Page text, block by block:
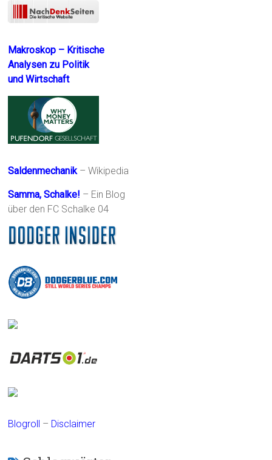
Makroskop – Kritische
Analysen zu Politik
und Wirtschaft
Saldenmechanik– Wikipedia
Samma, Schalke! – Ein Blog
über den FC Schalke 04
Blogroll – Disclaimer